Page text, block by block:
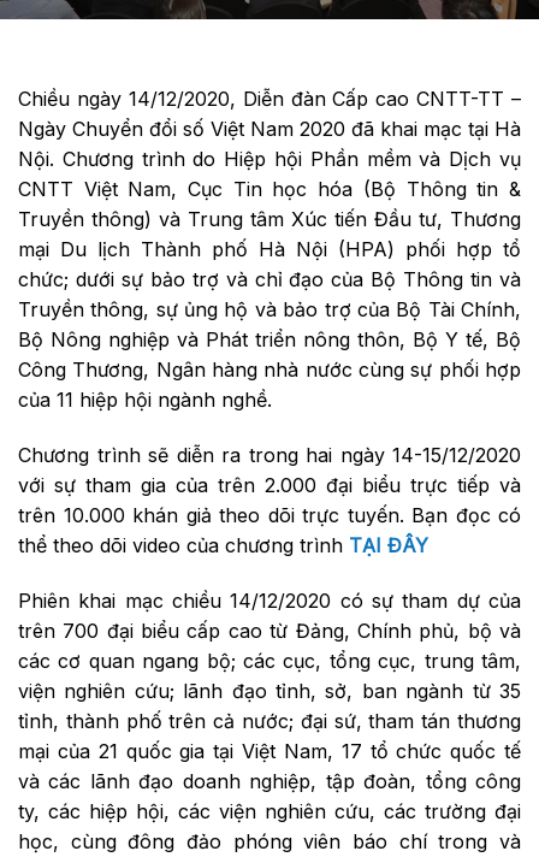
Chiều ngày 14/12/2020, Diễn đàn Cấp cao CNTT-TT –
Ngày Chuyển đổi số Việt Nam 2020 đã khai mạc tại Hà
Nội. Chương trình do Hiệp hội Phần mềm và Dịch vụ
CNTT Việt Nam, Cục Tin học hóa (Bộ Thông tin &
Truyền thông) và Trung tâm Xúc tiến Đầu tư, Thương
mại Du lịch Thành phố Hà Nội (HPA) phối hợp tổ
chức; dưới sự bảo trợ và chỉ đạo của Bộ Thông tin và
Truyền thông, sự ủng hộ và bảo trợ của Bộ Tài Chính,
Bộ Nông nghiệp và Phát triển nông thôn, Bộ Y tế, Bộ
Công Thương, Ngân hàng nhà nước cùng sự phối hợp
của 11 hiệp hội ngành nghề.
Chương trình sẽ diễn ra trong hai ngày 14-15/12/2020
với sự tham gia của trên 2.000 đại biểu trực tiếp và
trên 10.000 khán giả theo dõi trực tuyến. Bạn đọc có
thể theo dõi video của chương trình TẠI ĐÂY
Phiên khai mạc chiều 14/12/2020 có sự tham dự của
trên 700 đại biểu cấp cao từ Đảng, Chính phủ, bộ và
các cơ quan ngang bộ; các cục, tổng cục, trung tâm,
viện nghiên cứu; lãnh đạo tỉnh, sở, ban ngành từ 35
tỉnh, thành phố trên cả nước; đại sứ, tham tán thương
mại của 21 quốc gia tại Việt Nam, 17 tổ chức quốc tế
và các lãnh đạo doanh nghiệp, tập đoàn, tổng công
ty, các hiệp hội, các viện nghiên cứu, các trường đại
học, cùng đông đảo phóng viên báo chí trong và